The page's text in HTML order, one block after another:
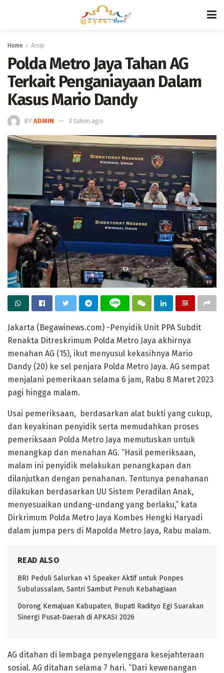
Home Arsip
Polda Metro Jaya Tahan AG
Terkait Penganiayaan Dalam
Kasus Mario Dandy
BY ADMIN 3 tahun ago
Jakarta (Begawinews.com) -Penyidik Unit PPA Subdit
Renakta Ditreskrimum Polda Metro Jaya akhirnya
menahan AG (15), ikut menyusul kekasihnya Mario
Dandy (20) ke sel penjara Polda Metro Jaya. AG sempat
menjalani pemerikaan selama 6 jam, Rabu 8 Maret 2023
pagi hingga malam.
Usai pemeriksaan, berdasarkan alat bukti yang cukup,
dan keyakinan penyidik serta memudahkan proses
pemeriksaan Polda Metro Jaya memutuskan untuk
menangkap dan menahan AG. “Hasil pemeriksaan,
malam ini penyidik melakukan penangkapan dan
dilanjutkan dengan penahanan. Tentunya penahanan
dilakukan berdasarkan UU Sistem Peradilan Anak,
menyesuaikan undang-undang yang berlaku,” kata
Dirkrimum Polda Metro Jaya Kombes Hengki Haryadi
dalam jumpa pers di Mapolda Metro Jaya, Rabu malam.
READ ALSO
BRI Peduli Salurkan 41 Speaker Aktif untuk Ponpes
Subulussalam, Santri Sambut Penuh Kebahagiaan
Dorong Kemajuan Kabupaten, Bupati Radityo Egi Suarakan
Sinergi Pusat-Daerah di APKASI 2026
AG ditahan di lembaga penyelenggara kesejahteraan
sosial. AG ditahan selama 7 hari. “Dari kewenangan